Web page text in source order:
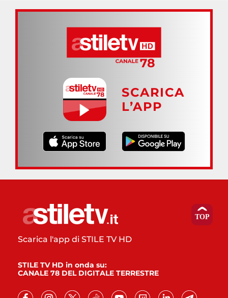
SCARICA
L’APP
Scarica l'app di STILE TV HD
STILE TV HD in onda su:
CANALE 78 DEL DIGITALE TERRESTRE